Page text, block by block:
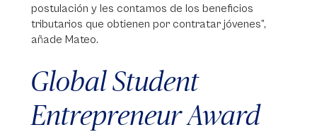
postulación y les contamos de los beneficios
tributarios que obtienen por contratar jóvenes”,
añade Mateo.
Global Student
Entrepreneur Award